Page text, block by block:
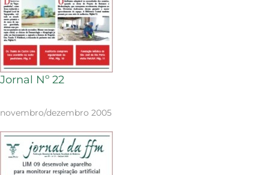
Jornal Nº 22
novembro/dezembro 2005